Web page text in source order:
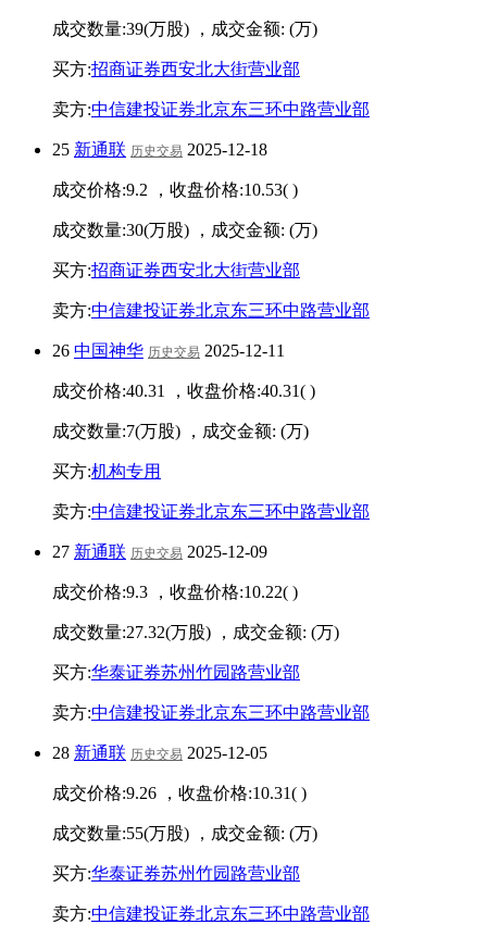
成交数量:39(万股) ，成交金额: (万)
买方:招商证券西安北大街营业部
卖方:中信建投证券北京东三环中路营业部
25 新通联 历史交易 2025-12-18
成交价格:9.2 ，收盘价格:10.53( )
成交数量:30(万股) ，成交金额: (万)
买方:招商证券西安北大街营业部
卖方:中信建投证券北京东三环中路营业部
26 中国神华 历史交易 2025-12-11
成交价格:40.31 ，收盘价格:40.31( )
成交数量:7(万股) ，成交金额: (万)
买方:机构专用
卖方:中信建投证券北京东三环中路营业部
27 新通联 历史交易 2025-12-09
成交价格:9.3 ，收盘价格:10.22( )
成交数量:27.32(万股) ，成交金额: (万)
买方:华泰证券苏州竹园路营业部
卖方:中信建投证券北京东三环中路营业部
28 新通联 历史交易 2025-12-05
成交价格:9.26 ，收盘价格:10.31( )
成交数量:55(万股) ，成交金额: (万)
买方:华泰证券苏州竹园路营业部
卖方:中信建投证券北京东三环中路营业部